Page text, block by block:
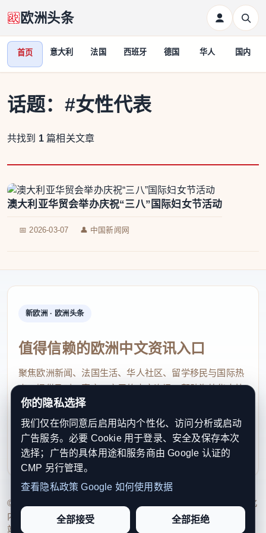
欧洲头条
首页 意大利 法国 西班牙 德国 华人 国内
话题： #女性代表
共找到 1 篇相关文章
澳大利亚华贸会举办庆祝“三八”国际妇女节活动
📅 2026-03-07 👤 中国新闻网
新欧洲 · 欧洲头条
值得信赖的欧洲中文资讯入口
聚焦欧洲新闻、法国生活、华人社区、留学移民与国际热
点，提供及时、真实、实用的中文资讯，帮助海外华人快
速了解欧洲动态。
contact@xinouzhou.com
服务支持、版权与合作：工作日优先处理站务、投稿与权
利通知
© 2026 新欧洲·欧洲头条. All Rights Reserved. 本网站持续优化
内容透明度、联系方式与用户权利说明，以提升品牌信任感和
站点完整度。
你的隐私选择
我们仅在你同意后启用站内个性化、访问分析或启动
广告服务。必要 Cookie 用于登录、安全及保存本次
选择；广告的具体用途和服务商由 Google 认证的
CMP 另行管理。
查看隐私政策 Google 如何使用数据
全部接受 全部拒绝